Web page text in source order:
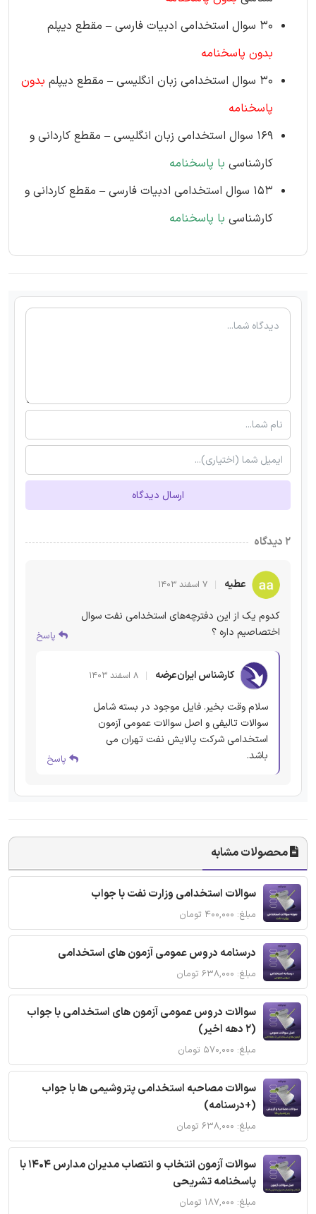
۳۰ سوال استخدامی ادبیات فارسی – مقطع دیپلم
بدون پاسخنامه
۳۰ سوال استخدامی زبان انگلیسی – مقطع دیپلم
بدون
پاسخنامه
۱۶۹ سوال استخدامی زبان انگلیسی – مقطع کاردانی و
کارشناسی با پاسخنامه
۱۵۳ سوال استخدامی ادبیات فارسی – مقطع کاردانی و
کارشناسی با پاسخنامه
ارسال دیدگاه
۲ دیدگاه
عطیه ۷ اسفند ۱۴۰۳
کدوم یک از این دفترچه‌های استخدامی نفت سوال
اختصاصیم داره ؟
پاسخ
کارشناس ایران‌عرضه ۸ اسفند ۱۴۰۳
سلام وقت بخیر. فایل موجود در بسته شامل
سوالات تالیفی و اصل سوالات عمومی آزمون
استخدامی شرکت پالایش نفت تهران می
باشد.
پاسخ
محصولات مشابه
سوالات استخدامی وزارت نفت با جواب
مبلغ: ۴۰۰,۰۰۰ تومان
درسنامه دروس عمومی آزمون های استخدامی
مبلغ: ۶۳۸,۰۰۰ تومان
سوالات دروس عمومی آزمون های استخدامی با جواب
(2 دهه اخیر)
مبلغ: ۵۷۰,۰۰۰ تومان
سوالات مصاحبه استخدامی پتروشیمی ها با جواب
(+درسنامه)
مبلغ: ۶۳۸,۰۰۰ تومان
سوالات آزمون انتخاب و انتصاب مدیران مدارس 1404 با
پاسخنامه تشریحی
مبلغ: ۱۸۷,۰۰۰ تومان